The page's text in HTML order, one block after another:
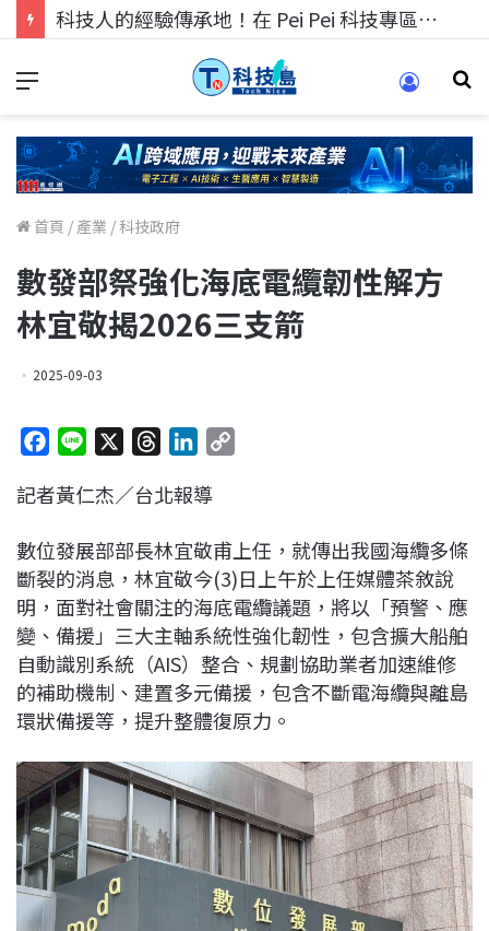
科技人的經驗傳承地！在 Pei Pei 科技專區，與學弟妹交流最硬核的技術
首頁 / 產業 /科技政府
數發部祭強化海底電纜韌性解方
林宜敬揭2026三支箭
2025-09-03
c
b
o
o
k
n
r
a
d
s
n
e
d
I
n
L
i
n
k
記者黃仁杰／台北報導
數位發展部部長林宜敬甫上任，就傳出我國海纜多條
斷裂的消息，林宜敬今(3)日上午於上任媒體茶敘說
明，面對社會關注的海底電纜議題，將以「預警、應
變、備援」三大主軸系統性強化韌性，包含擴大船舶
自動識別系統（AIS）整合、規劃協助業者加速維修
的補助機制、建置多元備援，包含不斷電海纜與離島
環狀備援等，提升整體復原力。